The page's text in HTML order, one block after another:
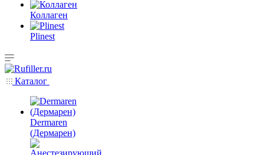
Коллаген
Plinest
Каталог
Dermaren
(Дермарен)